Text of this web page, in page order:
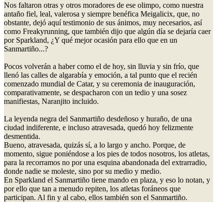
Nos faltaron otras y otros moradores de ese olimpo, como nuestra
antaño fiel, leal, valerosa y siempre benéfica Meigalicix, que, no
obstante, dejó aquí testimonio de sus ánimos, muy necesarios, así
como Freakyrunning, que también dijo que algún día se dejaría caer
por Sparkland, ¿Y qué mejor ocasión para ello que en un
Sanmartiño...?
Pocos volverán a haber como el de hoy, sin lluvia y sin frío, que
llenó las calles de algarabía y emoción, a tal punto que el recién
comenzado mundial de Catar, y su ceremonia de inauguración,
comparativamente, se despacharon con un tedio y una sosez
manifiestas, Naranjito incluido.
La leyenda negra del Sanmartiño desdeñoso y huraño, de una
ciudad indiferente, e incluso atravesada, quedó hoy felizmente
desmentida.
Bueno, atravesada, quizás sí, a lo largo y ancho. Porque, de
momento, sigue poniéndose a los pies de todos nosotros, los atletas,
para la recorramos no por una esquina abandonada del extrarradio,
donde nadie se moleste, sino por su medio y medio.
En Sparkland el Sanmartiño tiene mando en plaza, y eso lo notan, y
por ello que tan a menudo repiten, los atletas foráneos que
participan. Al fin y al cabo, ellos también son el Sanmartiño.